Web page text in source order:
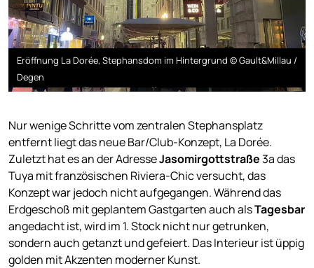
Eröffnung La Dorée, Stephansdom im Hintergrund © Gault&Millau /
Degen
Nur wenige Schritte vom zentralen Stephansplatz
entfernt liegt das neue Bar/Club-Konzept, La Dorée.
Zuletzt hat es an der AdresseJasomirgottstraße3a das
Tuya mit französischen Riviera-Chic versucht, das
Konzept war jedoch nicht aufgegangen. Während das
Erdgeschoß mit geplantem Gastgarten auch alsTagesbar
angedacht ist, wird im 1. Stock nicht nur getrunken,
sondern auch getanzt und gefeiert. Das Interieur ist üppig
golden mit Akzenten moderner Kunst.